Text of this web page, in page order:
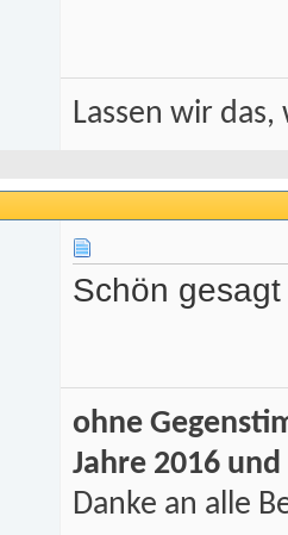
Lassen wir
Schön gesagt
ohne
Jahre 2016 und
Danke an alle